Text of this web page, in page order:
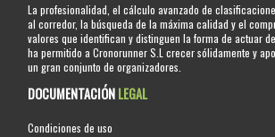
La profesionalidad, el cálculo avanzado de
al corredor, la búsqueda de la máxima calidad y el
valores que identifican y distinguen la forma de actuar
ha permitido a Cronorunner S.L crecer sólidamente y
un gran conjunto de organizadores.
DOCUMENTACIÓNLEGAL
Condiciones de uso